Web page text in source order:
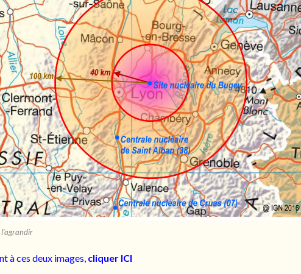
à ces deux images, cliquer ICI